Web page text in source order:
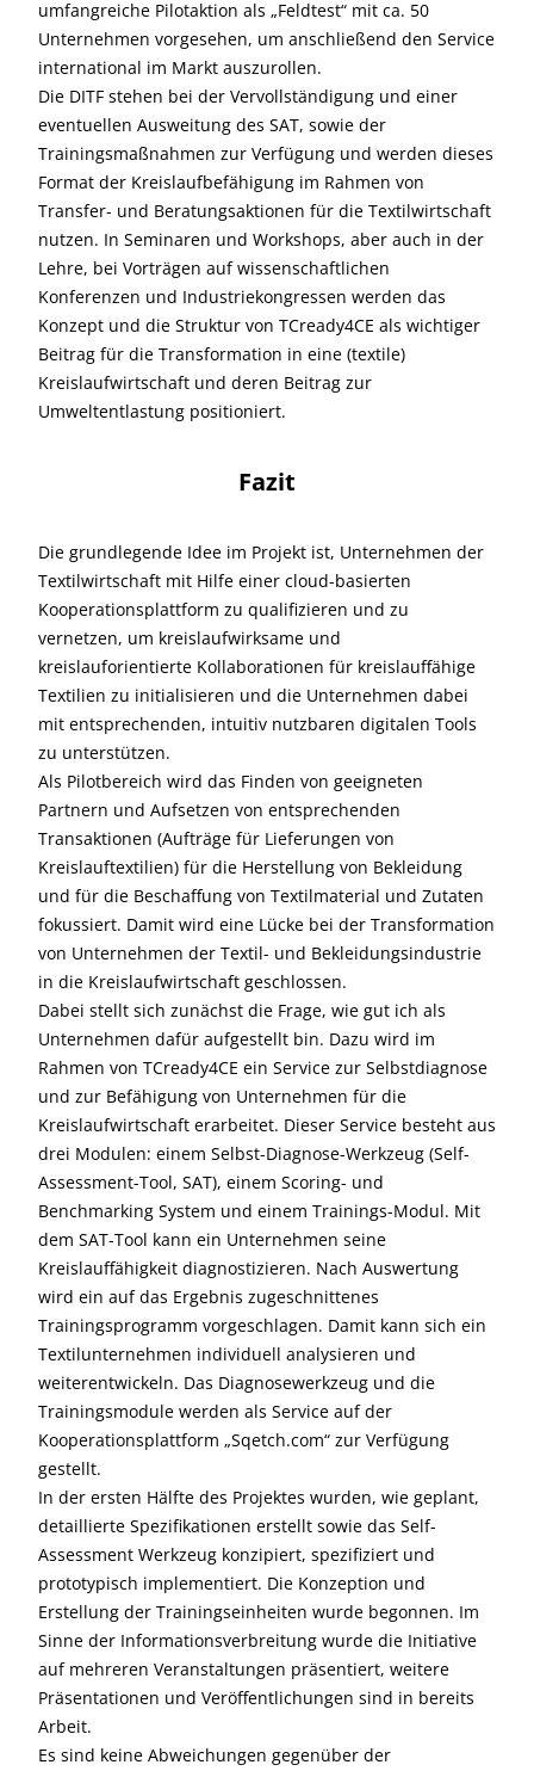
umfangreiche Pilotaktion als „Feldtest“ mit ca. 50
Unternehmen vorgesehen, um anschließend den Service
international im Markt auszurollen.
Die DITF stehen bei der Vervollständigung und einer
eventuellen Ausweitung des SAT, sowie der
Trainingsmaßnahmen zur Verfügung und werden dieses
Format der Kreislaufbefähigung im Rahmen von
Transfer- und Beratungsaktionen für die Textilwirtschaft
nutzen. In Seminaren und Workshops, aber auch in der
Lehre, bei Vorträgen auf wissenschaftlichen
Konferenzen und Industriekongressen werden das
Konzept und die Struktur von TCready4CE als wichtiger
Beitrag für die Transformation in eine (textile)
Kreislaufwirtschaft und deren Beitrag zur
Umweltentlastung positioniert.
Fazit
Die grundlegende Idee im Projekt ist, Unternehmen der
Textilwirtschaft mit Hilfe einer cloud-basierten
Kooperationsplattform zu qualifizieren und zu
vernetzen, um kreislaufwirksame und
kreislauforientierte Kollaborationen für kreislauffähige
Textilien zu initialisieren und die Unternehmen dabei
mit entsprechenden, intuitiv nutzbaren digitalen Tools
zu unterstützen.
Als Pilotbereich wird das Finden von geeigneten
Partnern und Aufsetzen von entsprechenden
Transaktionen (Aufträge für Lieferungen von
Kreislauftextilien) für die Herstellung von Bekleidung
und für die Beschaffung von Textilmaterial und Zutaten
fokussiert. Damit wird eine Lücke bei der Transformation
von Unternehmen der Textil- und Bekleidungsindustrie
in die Kreislaufwirtschaft geschlossen.
Dabei stellt sich zunächst die Frage, wie gut ich als
Unternehmen dafür aufgestellt bin. Dazu wird im
Rahmen von TCready4CE ein Service zur Selbstdiagnose
und zur Befähigung von Unternehmen für die
Kreislaufwirtschaft erarbeitet. Dieser Service besteht aus
drei Modulen: einem Selbst-Diagnose-Werkzeug (Self-
Assessment-Tool, SAT), einem Scoring- und
Benchmarking System und einem Trainings-Modul. Mit
dem SAT-Tool kann ein Unternehmen seine
Kreislauffähigkeit diagnostizieren. Nach Auswertung
wird ein auf das Ergebnis zugeschnittenes
Trainingsprogramm vorgeschlagen. Damit kann sich ein
Textilunternehmen individuell analysieren und
weiterentwickeln. Das Diagnosewerkzeug und die
Trainingsmodule werden als Service auf der
Kooperationsplattform „Sqetch.com“ zur Verfügung
gestellt.
In der ersten Hälfte des Projektes wurden, wie geplant,
detaillierte Spezifikationen erstellt sowie das Self-
Assessment Werkzeug konzipiert, spezifiziert und
prototypisch implementiert. Die Konzeption und
Erstellung der Trainingseinheiten wurde begonnen. Im
Sinne der Informationsverbreitung wurde die Initiative
auf mehreren Veranstaltungen präsentiert, weitere
Präsentationen und Veröffentlichungen sind in bereits
Arbeit.
Es sind keine Abweichungen gegenüber der